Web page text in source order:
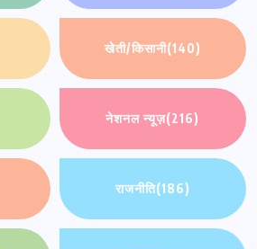
खेती/किसानी(140)
नेशनल न्यूज़(216)
राजनीति(186)